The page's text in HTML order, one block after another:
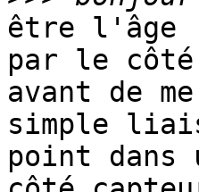
être l'âge :
par le côté
avant de
simple
point dans